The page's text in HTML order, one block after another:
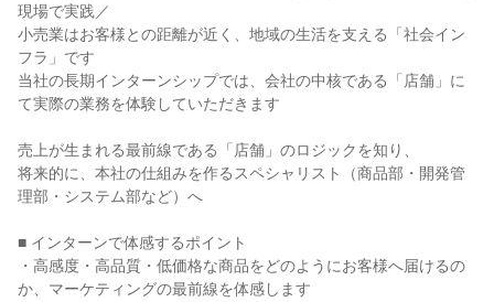
現場で実践／
小売業はお客様との距離が近く、地域の生活を支える「社会イン
フラ」です
当社の長期インターンシップでは、会社の中核である「店舗」に
て実際の業務を体験していただきます
売上が生まれる最前線である「店舗」のロジックを知り、
将来的に、本社の仕組みを作るスペシャリスト（商品部・開発管
理部・システム部など）へ
■ インターンで体感するポイント
・高感度・高品質・低価格な商品をどのようにお客様へ届けるの
か、マーケティングの最前線を体感します